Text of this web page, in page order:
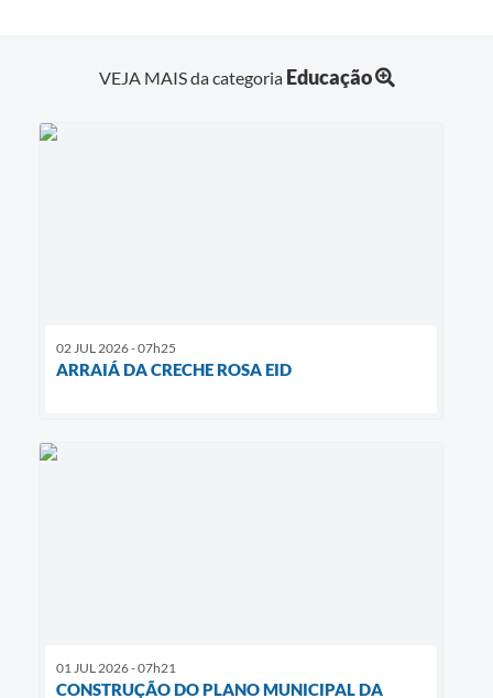
VEJA MAIS da categoria Educação
02 JUL 2026 - 07h25
ARRAIÁ DA CRECHE ROSA EID
01 JUL 2026 - 07h21
CONSTRUÇÃO DO PLANO MUNICIPAL DA